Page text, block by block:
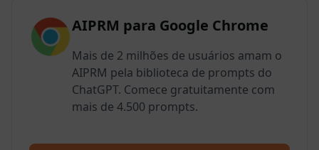
AIPRM para Google Chrome
Mais de 2 milhões de usuários amam o
AIPRM pela biblioteca de prompts do
ChatGPT. Comece gratuitamente com
mais de 4.500 prompts.